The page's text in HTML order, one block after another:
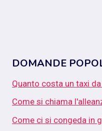
DOMANDE
Quanto costa un taxi
Come si chiama
Come ci si congeda in